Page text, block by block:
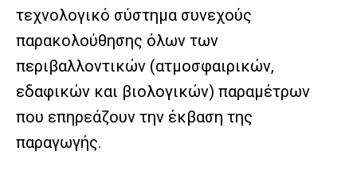
τεχνολογικό σύστημα συνεχούς
παρακολούθησης όλων των
περιβαλλοντικών (ατμοσφαιρικών,
εδαφικών και βιολογικών) παραμέτρων
που επηρεάζουν την έκβαση της
παραγωγής.